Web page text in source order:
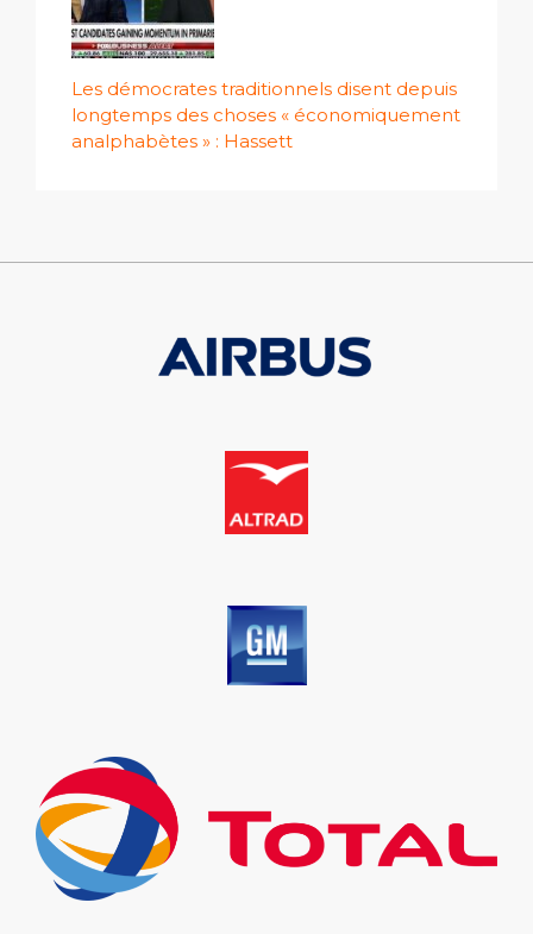
Les démocrates traditionnels disent depuis
longtemps des choses « économiquement
analphabètes » : Hassett